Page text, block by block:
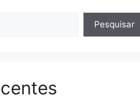
Pesquisar